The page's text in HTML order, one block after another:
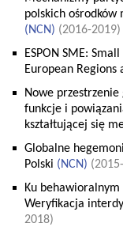
polskich
(NCN) (2016-2019)
ESPON SME:
European Regions
Nowe
funkcje i
kształtującej się
Globalne
Polski (NCN)
Ku
Weryfikacja
2018)